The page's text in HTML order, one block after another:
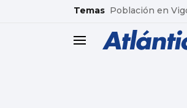
common.go-to-content
Temas Población en
header.menu.open